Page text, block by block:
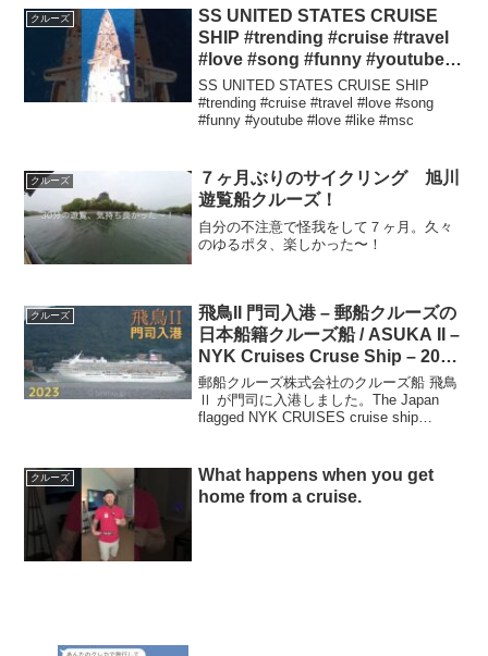
て、ジャングルでは何時だって食事の時
間ですから！
クルーズ
SS UNITED STATES CRUISE
SHIP #trending #cruise #travel
#love #song #funny #youtube
#love #like #msc
SS UNITED STATES CRUISE SHIP
#trending #cruise #travel #love #song
#funny #youtube #love #like #msc
クルーズ
７ヶ月ぶりのサイクリング 旭川
遊覧船クルーズ！
自分の不注意で怪我をして７ヶ月。久々
のゆるポタ、楽しかった〜！
クルーズ
飛鳥II 門司入港 – 郵船クルーズの
日本船籍クルーズ船 / ASUKA II –
NYK Cruises Cruse Ship – 2023
[4K]
郵船クルーズ株式会社のクルーズ船 飛鳥
Ⅱ が門司に入港しました。The Japan
flagged NYK CRUISES cruise ship
クルーズ
What happens when you get
home from a cruise.